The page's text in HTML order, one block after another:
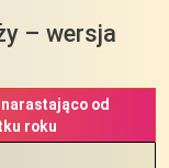
– wersja
narastająco od
roku